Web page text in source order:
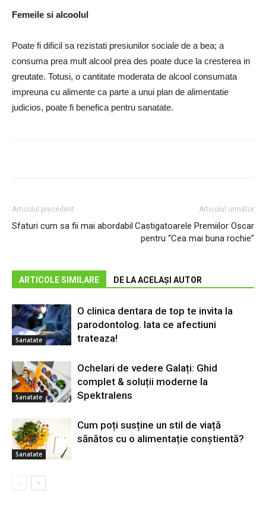
Femeile si alcoolul
Poate fi dificil sa rezis­tati presiunilor sociale de a bea; a
consuma prea mult alcool prea des poate duce la cresterea in
greutate. Totusi, o cantitate moderata de alcool consumata
impreuna cu alimente ca parte a unui plan de alimentatie
judicios, poate fi benefica pentru sanatate.
Articolul precedent
Sfaturi cum sa fii mai abordabil
Articolul următor
Castigatoarele Premiilor Oscar
pentru “Cea mai buna rochie”
ARTICOLE SIMILARE DE LA ACELAȘI AUTOR
Sanatate
O clinica dentara de top te invita la
parodontolog. Iata ce afectiuni
trateaza!
Sanatate
Ochelari de vedere Galați: Ghid
complet & soluții moderne la
Spektralens
Sanatate
Cum poți susține un stil de viață
sănătos cu o alimentație conștientă?